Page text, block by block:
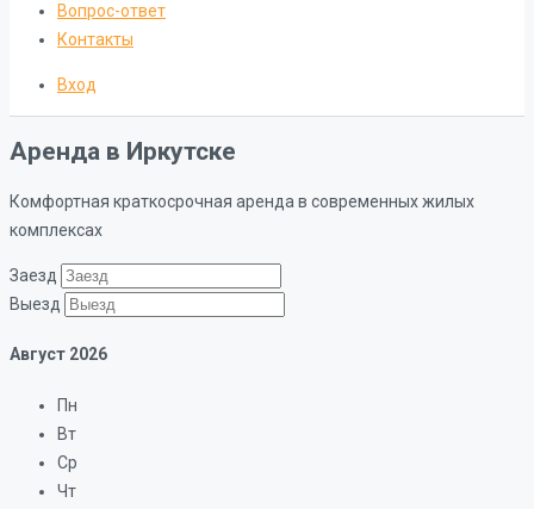
Вопрос-ответ
Контакты
Вход
Аренда в Иркутске
Комфортная краткосрочная аренда в современных жилых
комплексах
Заезд
Выезд
Август 2026
Пн
Вт
Ср
Чт